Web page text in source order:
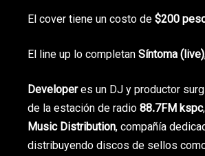
El cover tiene un costo de$200
El line up lo completanSíntoma
Developeres un DJ y productor
de la estación de radio88.7FM kspc
Music Distribution, compañía
distribuyendo discos de sellos